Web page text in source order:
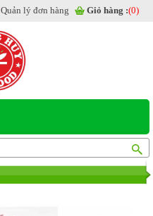
Quản lý đơn hàng Giỏ hàng :(0)